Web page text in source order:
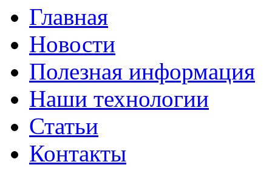
Главная
Новости
Полезная информация
Наши технологии
Статьи
Контакты